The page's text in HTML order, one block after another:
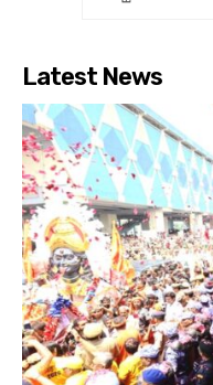
Latest News